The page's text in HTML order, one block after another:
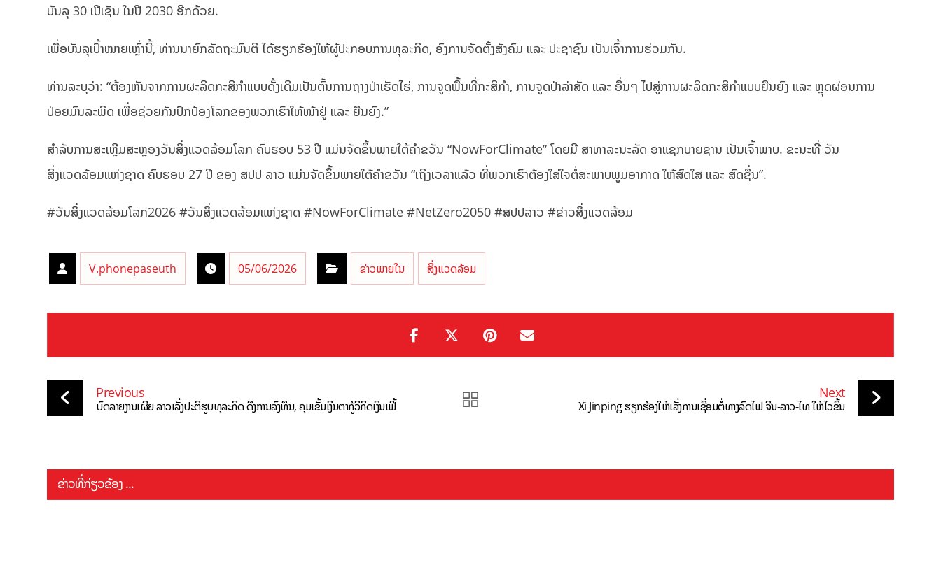
ບັນລຸ 30 ເປີເຊັນ ໃນປີ 2030 ອີກດ້ວຍ.
ເພື່ອບັນລຸເປົ້າໝາຍເຫຼົ່ານີ້, ທ່ານນາຍົກລັດຖະມົນຕີ ໄດ້ຮຽກຮ້ອງໃຫ້ຜູ້ປະກອບການທຸລະກິດ, ອົງການຈັດຕັ້ງສັງຄົມ ແລະ ປະຊາຊົນ ເປັນເຈົ້າການຮ່ວມກັນ.
ທ່ານລະບຸວ່າ: “ຕ້ອງຫັນຈາກການຜະລິດກະສິກໍາແບບດັ້ງເດີມເປັນຕົ້ນການຖາງປ່າເຮັດໄຮ່, ການຈູດພື້ນທີ່ກະສິກຳ, ການຈູດປ່າລ່າສັດ ແລະ ອື່ນໆ ໄປສູ່ການຜະລິດກະສິກໍາແບບຍືນຍົງ ແລະ ຫຼຸດຜ່ອນການ
ປ່ອຍມົນລະພິດ ເພື່ອຊ່ວຍກັນປົກປ້ອງໂລກຂອງພວກເຮົາໃຫ້ໜ້າຢູ່ ແລະ ຍືນຍົງ.”
ສຳລັບການສະເຫຼີມສະຫຼອງວັນສິ່ງແວດລ້ອມໂລກ ຄົບຮອບ 53 ປີ ແມ່ນຈັດຂຶ້ນພາຍໃຕ້ຄຳຂວັນ “NowForClimate” ໂດຍມີ ສາທາລະນະລັດ ອາແຊກບາຍຊານ ເປັນເຈົ້າພາບ. ຂະນະທີ່ ວັນ
ສິ່ງແວດລ້ອມແຫ່ງຊາດ ຄົບຮອບ 27 ປີ ຂອງ ສປປ ລາວ ແມ່ນຈັດຂຶ້ນພາຍໃຕ້ຄຳຂວັນ “ເຖິງເວລາແລ້ວ ທີ່ພວກເຮົາຕ້ອງໃສ່ໃຈຕໍ່ສະພາບພູມອາກາດ ໃຫ້ສົດໃສ ແລະ ສົດຊື່ນ”.
#ວັນສິ່ງແວດລ້ອມໂລກ2026 #ວັນສິ່ງແວດລ້ອມແຫ່ງຊາດ #NowForClimate #NetZero2050 #ສປປລາວ #ຂ່າວສິ່ງແວດລ້ອມ
V.phonepaseuth 05/06/2026 ຂ່າວພາຍໃນ ສິ່ງແວດລ້ອມ
Previous
ບົດລາຍງານເຜີຍ ລາວເລັ່ງປະຕິຮູບທຸລະກິດ ດຶງການລົງທຶນ, ຄຸມເຂັ້ມເງິນຕາກູ້ວິກິດເງິນເຟີ້
Next
Xi Jinping ຮຽກຮ້ອງໃຫ້ເລັ່ງການເຊື່ອມຕໍ່ທາງລົດໄຟ ຈີນ-ລາວ-ໄທ ໃຫ້ໄວຂຶ້ນ
ຂ່າວທີ່ກ່ຽວຂ້ອງ ...